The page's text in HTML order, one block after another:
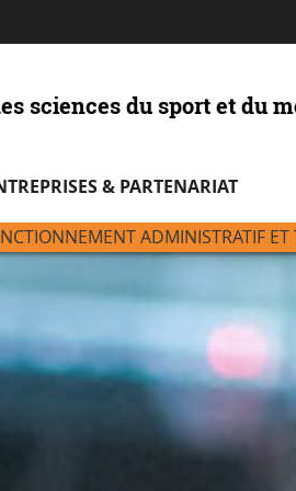
sciences du sport et du
& PARTENARIAT
ADMINISTRATIF ET